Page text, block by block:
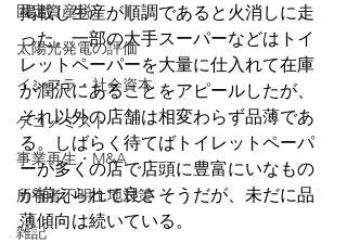
固定資産税
太陽光発電の評価
インフラ・社会資本
ゲコノミスト
事業再生・M&A
所有者不明土地対策
雑記
掲載し生産が順調であると火消しに走
った。一部の大手スーパーなどはトイ
レットペーパーを大量に仕入れて在庫
が潤沢にあることをアピールしたが、
それ以外の店舗は相変わらず品薄であ
る。しばらく待てばトイレットペーパ
ーが多くの店で店頭に豊富にいなもの
が揃えられて良さそうだが、未だに品
薄傾向は続いている。